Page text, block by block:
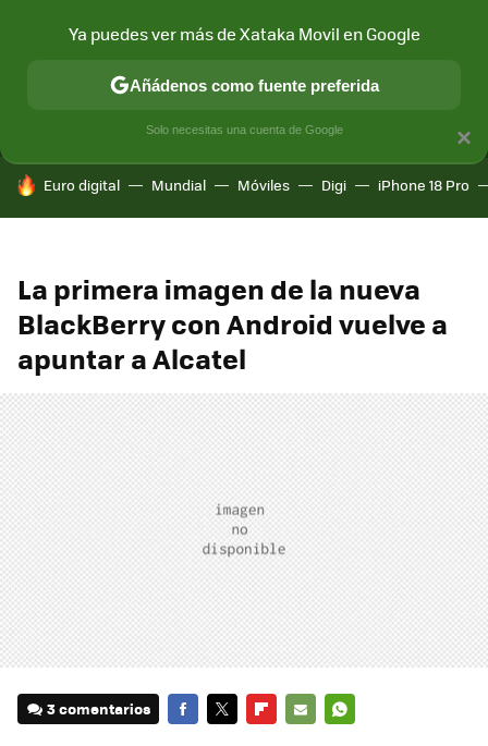
MÓVIL Y SOCIEDAD APLICACIONES
HOY SE HABLA DE
Euro digital Mundial Móviles Digi iPhone 18 Pro
La primera imagen de la nueva
BlackBerry con Android vuelve a
apuntar a Alcatel
3 comentarios
×
Ya puedes ver más de Xataka Movil en Google
Añádenos como fuente preferida
Solo necesitas una cuenta de Google